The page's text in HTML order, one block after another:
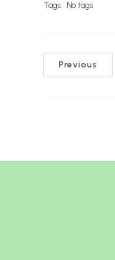
Tags: No tags
Previous